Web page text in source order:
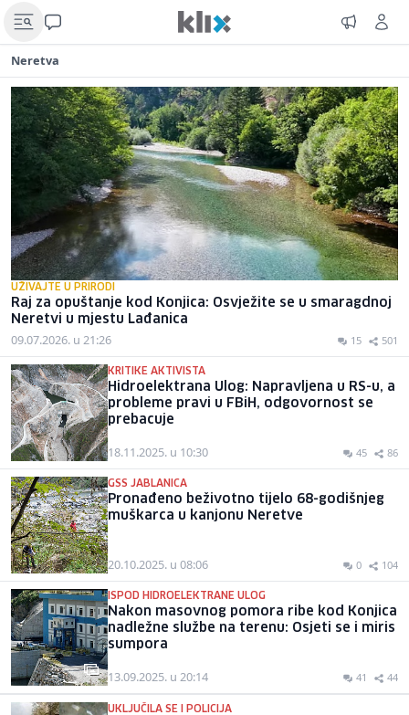
Neretva
UŽIVAJTE U PRIRODI
Raj za opuštanje kod Konjica: Osvježite se u smaragdnoj
Neretvi u mjestu Lađanica
09.07.2026. u 21:26 15 501
KRITIKE AKTIVISTA
Hidroelektrana Ulog: Napravljena u RS-u, a
probleme pravi u FBiH, odgovornost se
prebacuje
18.11.2025. u 10:30 45 86
GSS JABLANICA
Pronađeno beživotno tijelo 68-godišnjeg
muškarca u kanjonu Neretve
20.10.2025. u 08:06 0 104
ISPOD HIDROELEKTRANE ULOG
Nakon masovnog pomora ribe kod Konjica
nadležne službe na terenu: Osjeti se i miris
sumpora
13.09.2025. u 20:14 41 44
UKLJUČILA SE I POLICIJA